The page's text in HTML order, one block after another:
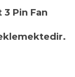
3 Pin Fan